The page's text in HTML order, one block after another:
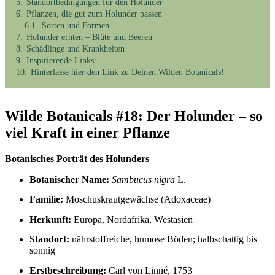
6.
Pflanzen, die gut zum Holunder passen
6.1.
Sorten und Formen
7.
Holunder ernten – Blüte und Beeren
8.
Schädlinge und Krankheiten
9.
Inspirierende Links:
10.
Hinterlasse hier den Link zu Deinen Wilden Botanicals!
Wilde Botanicals #18: Der Holunder – so
viel Kraft in einer Pflanze
Botanisches Porträt des Holunders
Botanischer Name: Sambucus nigra L.
Familie: Moschuskrautgewächse (Adoxaceae)
Herkunft: Europa, Nordafrika, Westasien
Standort: nährstoffreiche, humose Böden; halbschattig bis
sonnig
Erstbeschreibung: Carl von Linné, 1753